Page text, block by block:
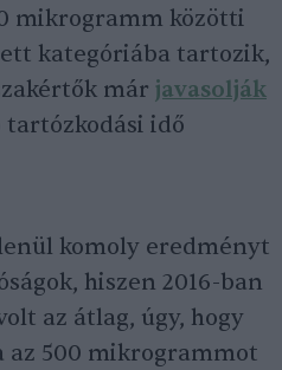
mikrogramm közötti
kategóriába tartozik,
már javasolják
tartózkodási idő
komoly eredményt
hiszen 2016-ban
az átlag, úgy, hogy
500 mikrogrammot